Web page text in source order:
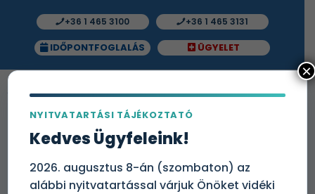
+36 1 465 3100 +36 1 465 3131
IDŐPONTFOGLALÁS ÜGYELET
NYITVATARTÁSI TÁJÉKOZTATÓ
Kedves Ügyfeleink!
2026. augusztus 8-án (szombaton) az
alábbi nyitvatartással várjuk Önöket vidéki
×